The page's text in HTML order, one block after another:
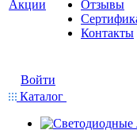
Акции
Отзывы
Контакты
Войти
Каталог